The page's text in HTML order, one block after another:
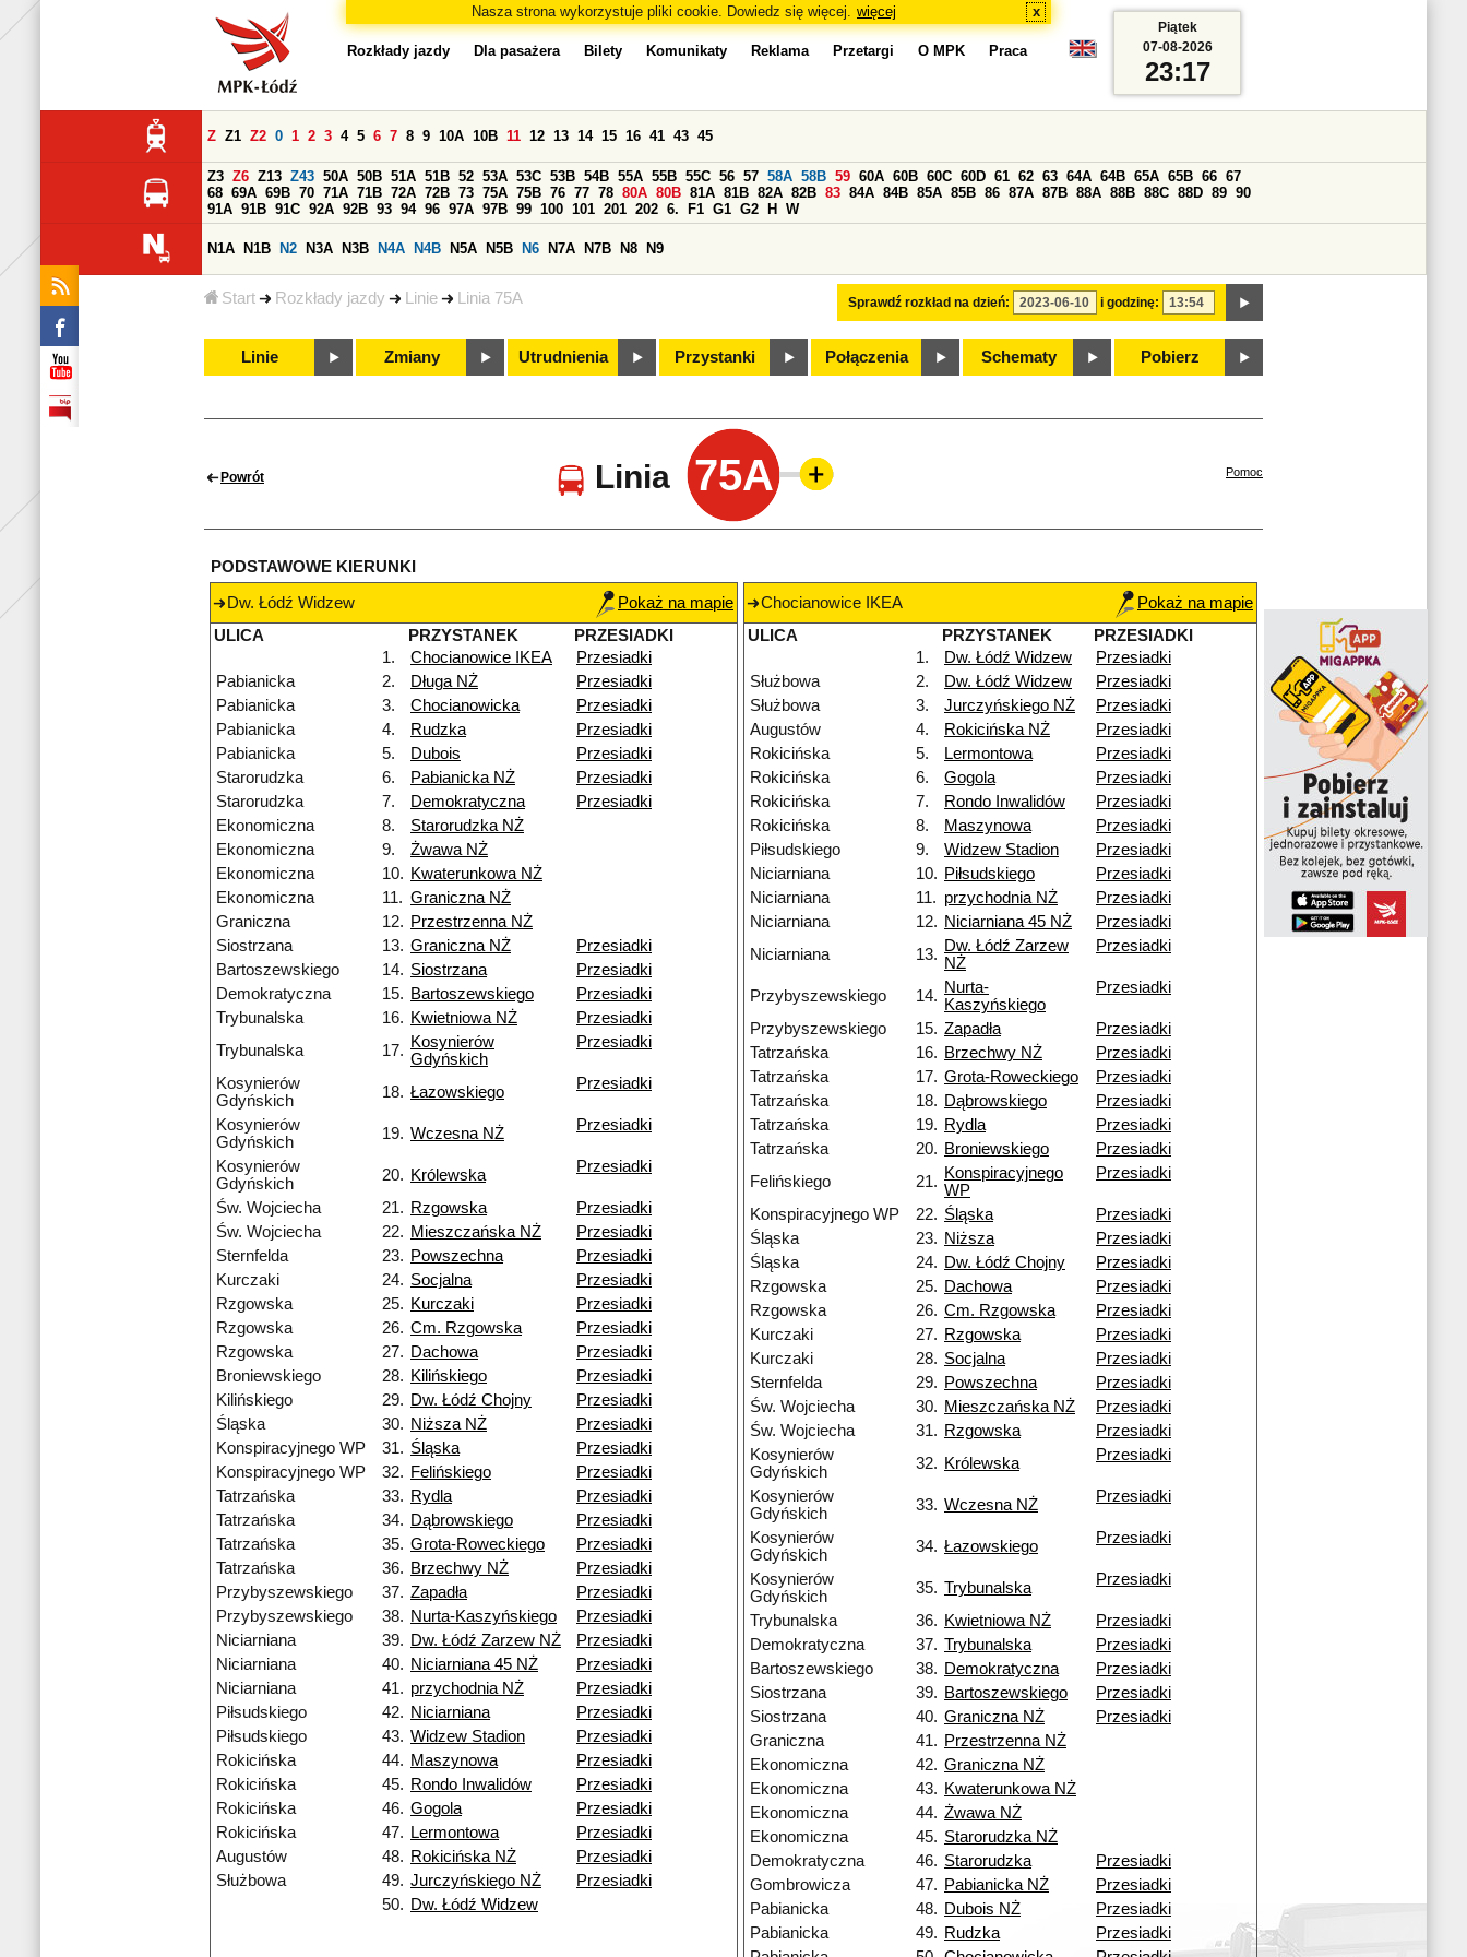
Nasza strona wykorzystuje pliki cookie. Dowiedz się więcej. więcej x
Start Rozkłady jazdy Linie Linia 75A
Rozkłady jazdy Dla pasażera Bilety Komunikaty Reklama Przetargi O MPK Praca
Sprawdź rozkład na dzień: i godzinę:
Z Z1 Z2 0 1 2 3 4 5 6 7 8 9 10A 10B 11 12 13 14 15 16 41 43 45
Z3 Z6 Z13 Z43 50A 50B 51A 51B 52 53A 53C 53B 54B 55A 55B 55C 56 57 58A 58B 59 60A 60B 60C 60D 61 62 63 64A 64B 65A 65B 66 67
68 69A 69B 70 71A 71B 72A 72B 73 75A 75B 76 77 78 80A 80B 81A 81B 82A 82B 83 84A 84B 85A 85B 86 87A 87B 88A 88B 88C 88D 89 90
91A 91B 91C 92A 92B 93 94 96 97A 97B 99 100 101 201 202 6. F1 G1 G2 H W
N1A N1B N2 N3A N3B N4A N4B N5A N5B N6 N7A N7B N8 N9
Linie Zmiany Utrudnienia Przystanki Połączenia Schematy Pobierz
Piątek
07-08-2026
23:17
Powrót Linia 75A Pomoc
PODSTAWOWE KIERUNKI
Dw. Łódź Widzew
Pokaż na mapie
ULICA
PRZYSTANEK
PRZESIADKI
1.
Chocianowice IKEA
Przesiadki
Pabianicka
2. Długa NŻ
Przesiadki
Pabianicka
3. Chocianowicka
Przesiadki
Pabianicka
4. Rudzka
Przesiadki
Pabianicka
5. Dubois
Przesiadki
Starorudzka
6. Pabianicka NŻ
Przesiadki
Starorudzka
7. Demokratyczna
Przesiadki
Ekonomiczna
8.
Starorudzka NŻ
Ekonomiczna
9.
Żwawa NŻ
Ekonomiczna
10. Kwaterunkowa NŻ
Ekonomiczna
11. Graniczna NŻ
Graniczna
12. Przestrzenna NŻ
Siostrzana
13. Graniczna NŻ
Przesiadki
Bartoszewskiego
14. Siostrzana
Przesiadki
Demokratyczna
15. Bartoszewskiego
Przesiadki
Trybunalska
16. Kwietniowa NŻ
Przesiadki
Trybunalska
17. Kosynierów
Gdyńskich
Przesiadki
Kosynierów
Gdyńskich
18. Łazowskiego Przesiadki
Kosynierów
Gdyńskich
19. Wczesna NŻ Przesiadki
Kosynierów
Gdyńskich
20. Królewska Przesiadki
Św. Wojciecha 21. Rzgowska
Przesiadki
Św. Wojciecha
22. Mieszczańska NŻ
Przesiadki
Sternfelda
23. Powszechna
Przesiadki
Kurczaki
24. Socjalna
Przesiadki
Rzgowska
25. Kurczaki
Przesiadki
Rzgowska
26. Cm. Rzgowska
Przesiadki
Rzgowska
27. Dachowa
Przesiadki
Broniewskiego
28. Kilińskiego
Przesiadki
Kilińskiego
29. Dw. Łódź Chojny
Przesiadki
Śląska
30. Niższa NŻ
Przesiadki
Konspiracyjnego WP
31. Śląska
Przesiadki
Konspiracyjnego WP
32. Felińskiego
Przesiadki
Tatrzańska
33. Rydla
Przesiadki
Tatrzańska
34. Dąbrowskiego
Przesiadki
Tatrzańska
35. Grota-Roweckiego
Przesiadki
Tatrzańska
36. Brzechwy NŻ
Przesiadki
Przybyszewskiego
37. Zapadła
Przesiadki
Przybyszewskiego
38. Nurta-Kaszyńskiego
Przesiadki
Niciarniana
39. Dw. Łódź Zarzew NŻ
Przesiadki
Niciarniana
40. Niciarniana 45 NŻ
Przesiadki
Niciarniana
41. przychodnia NŻ
Przesiadki
Piłsudskiego
42. Niciarniana
Przesiadki
Piłsudskiego
43. Widzew Stadion
Przesiadki
Rokicińska
44. Maszynowa
Przesiadki
Rokicińska
45. Rondo Inwalidów
Przesiadki
Rokicińska
46. Gogola
Przesiadki
Rokicińska
47. Lermontowa
Przesiadki
Augustów
48. Rokicińska NŻ
Przesiadki
Służbowa
49. Jurczyńskiego NŻ
Przesiadki
50. Dw. Łódź Widzew
Chocianowice IKEA
Pokaż na mapie
ULICA
PRZYSTANEK
PRZESIADKI
1.
Dw. Łódź Widzew
Przesiadki
Służbowa
2. Dw. Łódź Widzew
Przesiadki
Służbowa
3. Jurczyńskiego NŻ
Przesiadki
Augustów
4. Rokicińska NŻ
Przesiadki
Rokicińska
5. Lermontowa
Przesiadki
Rokicińska
6. Gogola
Przesiadki
Rokicińska
7. Rondo Inwalidów
Przesiadki
Rokicińska
8. Maszynowa
Przesiadki
Piłsudskiego
9. Widzew Stadion
Przesiadki
Niciarniana
10. Piłsudskiego
Przesiadki
Niciarniana
11. przychodnia NŻ
Przesiadki
Niciarniana
12. Niciarniana 45 NŻ
Przesiadki
Niciarniana
13. Dw. Łódź Zarzew
NŻ
Przesiadki
Przybyszewskiego 14. Nurta-
Kaszyńskiego
Przesiadki
Przybyszewskiego 15. Zapadła
Przesiadki
Tatrzańska
16. Brzechwy NŻ
Przesiadki
Tatrzańska
17. Grota-Roweckiego
Przesiadki
Tatrzańska
18. Dąbrowskiego
Przesiadki
Tatrzańska
19. Rydla
Przesiadki
Tatrzańska
20. Broniewskiego
Przesiadki
Felińskiego
21. Konspiracyjnego
WP
Przesiadki
Konspiracyjnego WP 22. Śląska
Przesiadki
Śląska
23. Niższa
Przesiadki
Śląska
24. Dw. Łódź Chojny
Przesiadki
Rzgowska
25. Dachowa
Przesiadki
Rzgowska
26. Cm. Rzgowska
Przesiadki
Kurczaki
27. Rzgowska
Przesiadki
Kurczaki
28. Socjalna
Przesiadki
Sternfelda
29. Powszechna
Przesiadki
Św. Wojciecha
30. Mieszczańska NŻ
Przesiadki
Św. Wojciecha
31. Rzgowska
Przesiadki
Kosynierów
Gdyńskich
32. Królewska Przesiadki
Kosynierów
Gdyńskich
33. Wczesna NŻ Przesiadki
Kosynierów
Gdyńskich
34. Łazowskiego Przesiadki
Kosynierów
Gdyńskich
35. Trybunalska Przesiadki
Trybunalska 36. Kwietniowa NŻ
Przesiadki
Demokratyczna
37. Trybunalska
Przesiadki
Bartoszewskiego
38. Demokratyczna
Przesiadki
Siostrzana
39. Bartoszewskiego
Przesiadki
Siostrzana
40. Graniczna NŻ
Przesiadki
Graniczna
41. Przestrzenna NŻ
Ekonomiczna
42. Graniczna NŻ
Ekonomiczna
43. Kwaterunkowa NŻ
Ekonomiczna
44. Żwawa NŻ
Ekonomiczna
45. Starorudzka NŻ
Demokratyczna
46. Starorudzka
Przesiadki
Gombrowicza
47. Pabianicka NŻ
Przesiadki
Pabianicka
48. Dubois NŻ
Przesiadki
Pabianicka
49. Rudzka
Przesiadki